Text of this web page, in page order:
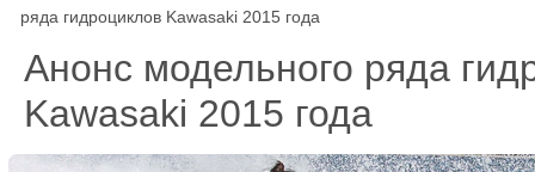
ряда гидроциклов Kawasaki 2015 года
Анонс модельного ряда
Kawasaki 2015 года